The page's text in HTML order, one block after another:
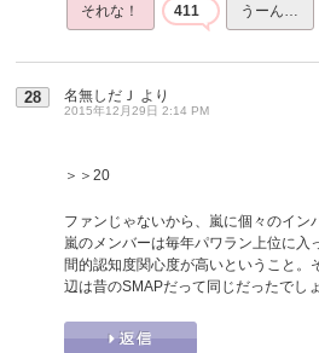
それな！ 411 うーん…
28 名無しだＪ より
2015年12月29日 2:14 PM
＞＞20
ファンじゃないから、嵐に個々のイン
嵐のメンバーは毎年パワラン上位に入
間的認知度関心度が高いということ。
辺は昔のSMAPだって同じだったでしょ